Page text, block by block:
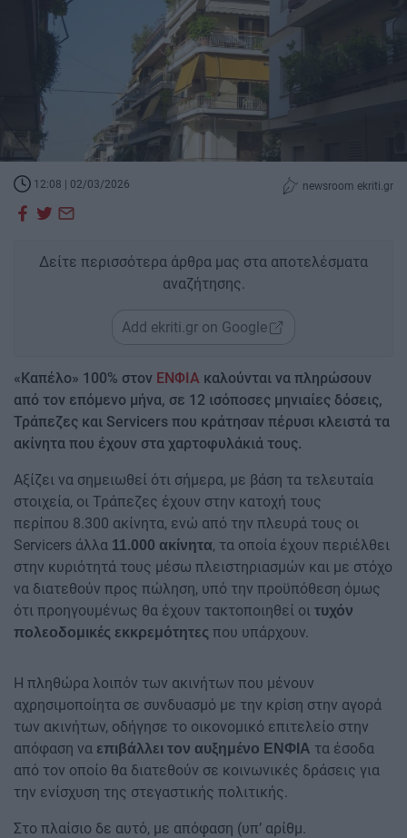
12:08 | 02/03/2026 newsroom ekriti.gr
Δείτε περισσότερα άρθρα μας στα αποτελέσματα
αναζήτησης.
Add ekriti.gr on Google
«Καπέλο» 100% στον ΕΝΦΙΑ καλούνται να πληρώσουν
από τον επόμενο μήνα, σε 12 ισόποσες μηνιαίες δόσεις,
Τράπεζες και Servicers που κράτησαν πέρυσι κλειστά τα
ακίνητα που έχουν στα χαρτοφυλάκιά τους.
Αξίζει να σημειωθεί ότι σήμερα, με βάση τα τελευταία
στοιχεία, οι Τράπεζες έχουν στην κατοχή τους
περίπου 8.300 ακίνητα, ενώ από την πλευρά τους οι
Servicers άλλα 11.000 ακίνητα, τα οποία έχουν περιέλθει
στην κυριότητά τους μέσω πλειστηριασμών και με στόχο
να διατεθούν προς πώληση, υπό την προϋπόθεση όμως
ότι προηγουμένως θα έχουν τακτοποιηθεί οι τυχόν
πολεοδομικές εκκρεμότητες που υπάρχουν.
Η πληθώρα λοιπόν των ακινήτων που μένουν
αχρησιμοποίητα σε συνδυασμό με την κρίση στην αγορά
των ακινήτων, οδήγησε το οικονομικό επιτελείο στην
απόφαση να επιβάλλει τον αυξημένο ΕΝΦΙΑ τα έσοδα
από τον οποίο θα διατεθούν σε κοινωνικές δράσεις για
την ενίσχυση της στεγαστικής πολιτικής.
Στο πλαίσιο δε αυτό, με απόφαση (υπ’ αρίθμ.